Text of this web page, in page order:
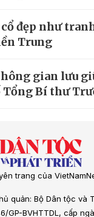
đẹp như
Trung
gian lưu
Tổng Bí thư
trang của
quản: Bộ Dân tộc và
GP-BVHTTDL, cấp